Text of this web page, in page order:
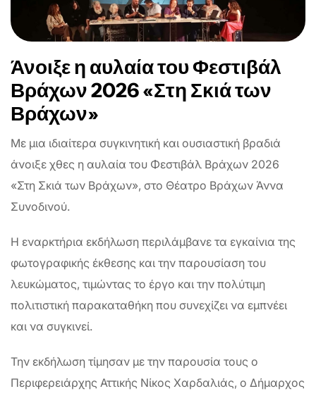
Άνοιξε η αυλαία του Φεστιβάλ
Βράχων 2026 «Στη Σκιά των
Βράχων»
Με μια ιδιαίτερα συγκινητική και ουσιαστική βραδιά
άνοιξε χθες η αυλαία του Φεστιβάλ Βράχων 2026
«Στη Σκιά των Βράχων», στο Θέατρο Βράχων Άννα
Συνοδινού.
Η εναρκτήρια εκδήλωση περιλάμβανε τα εγκαίνια της
φωτογραφικής έκθεσης και την παρουσίαση του
λευκώματος, τιμώντας το έργο και την πολύτιμη
πολιτιστική παρακαταθήκη που συνεχίζει να εμπνέει
και να συγκινεί.
Την εκδήλωση τίμησαν με την παρουσία τους ο
Περιφερειάρχης Αττικής Νίκος Χαρδαλιάς, ο Δήμαρχος